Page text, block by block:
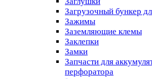
Загрузочный бункер
Зажимы
Заземляющие клемы
Заклепки
Замки
Запчасти для
перфоратора